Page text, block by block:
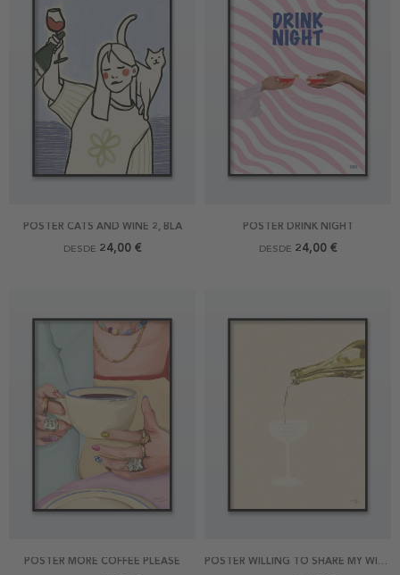
POSTER CATS AND WINE 2, BLÅ
DESDE 24,00 €
POSTER DRINK NIGHT
DESDE 24,00 €
POSTER MORE COFFEE PLEASE
POSTER WILLING TO SHARE MY WINE WITH YOU